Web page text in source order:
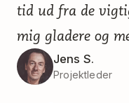
tid ud fra de
mig gladere og
Jens S.
Projektleder